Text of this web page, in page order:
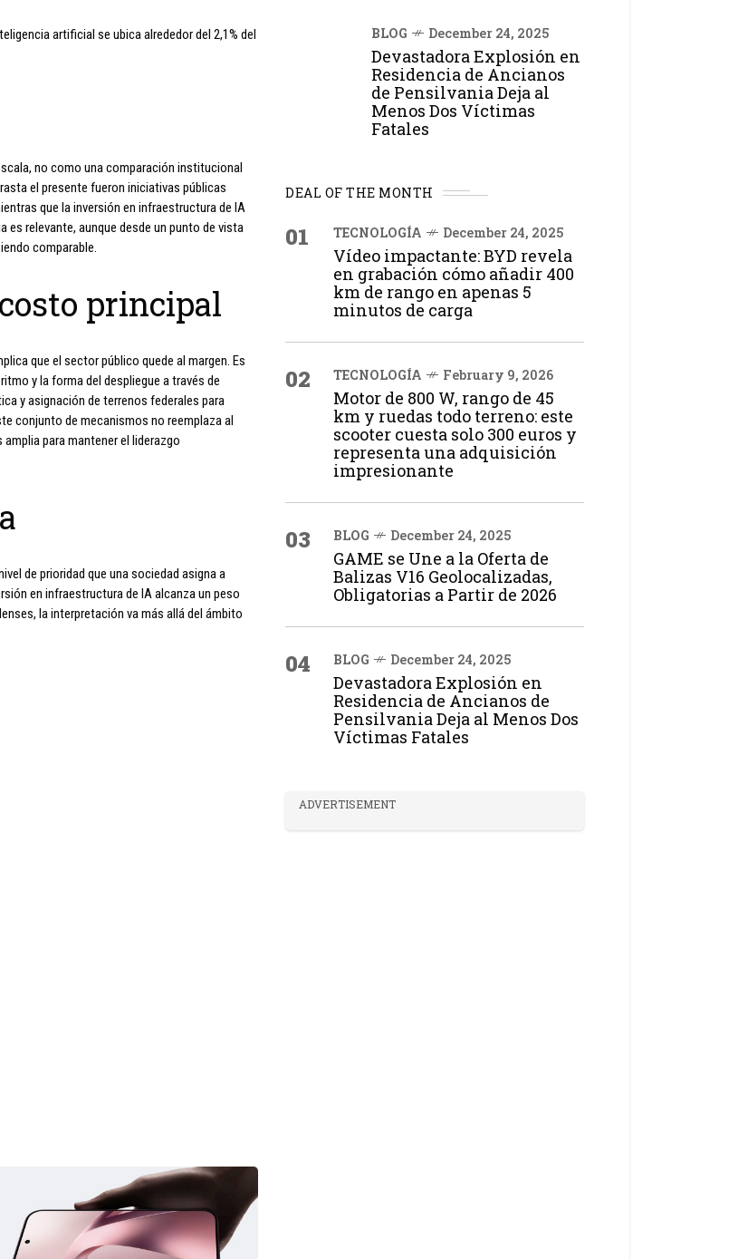
artificial se ubica alrededor del 2,1% del
no como una comparación institucional
el presente fueron iniciativas públicas
que la inversión en infraestructura de IA
relevante, aunque desde un punto de vista
comparable.
principal
que el sector público quede al margen. Es
y la forma del despliegue a través de
y asignación de terrenos federales para
conjunto de mecanismos no reemplaza al
para mantener el liderazgo
de prioridad que una sociedad asigna a
en infraestructura de IA alcanza un peso
la interpretación va más allá del ámbito
BLOG December 24, 2025
Devastadora Explosión en
Residencia de Ancianos
de Pensilvania Deja al
Menos Dos Víctimas
Fatales
DEAL OF THE MONTH
01 TECNOLOGÍA December 24, 2025
Vídeo impactante: BYD revela
en grabación cómo añadir 400
km de rango en apenas 5
minutos de carga
02 TECNOLOGÍA February 9, 2026
Motor de 800 W, rango de 45
km y ruedas todo terreno: este
scooter cuesta solo 300 euros y
representa una adquisición
impresionante
03 BLOG December 24, 2025
GAME se Une a la Oferta de
Balizas V16 Geolocalizadas,
Obligatorias a Partir de 2026
04 BLOG December 24, 2025
Devastadora Explosión en
Residencia de Ancianos de
Pensilvania Deja al Menos Dos
Víctimas Fatales
ADVERTISEMENT